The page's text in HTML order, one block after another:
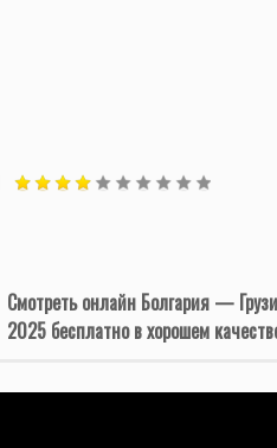
Смотреть онлайн Болгария —
2025 бесплатно в хорошем